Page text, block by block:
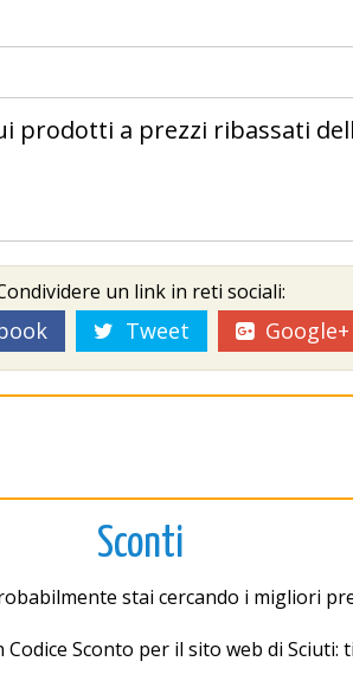
prodotti a prezzi ribassati
un link in reti sociali:
Tweet Google+
Sconti
stai cercando i migliori
Sconto per il sito web di Sciuti: